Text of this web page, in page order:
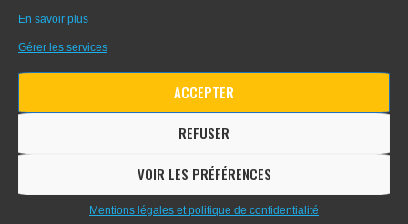
En savoir plus
Gérer les services
ACCEPTER
REFUSER
VOIR LES PRÉFÉRENCES
Mentions légales et politique de confidentialité
COMMUNAUTÉ FACEBOOK
Cliquez sur « J’accepte » pour activer
Facebook